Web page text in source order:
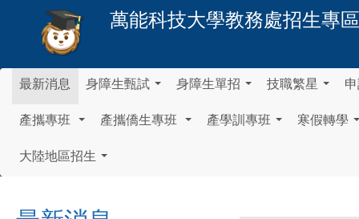
萬能科技大學教務處招生專
最新消息 身障生甄試 身障生單招 技職繁星
產攜專班 產攜僑生專班 產學訓專班 寒假轉學
大陸地區招生